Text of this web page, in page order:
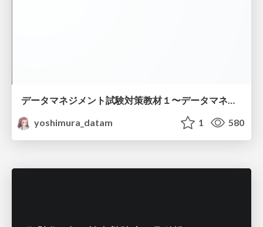
データマネジメント試験対策教材１〜データマネジメント基礎〜
yoshimura_datam
1 580